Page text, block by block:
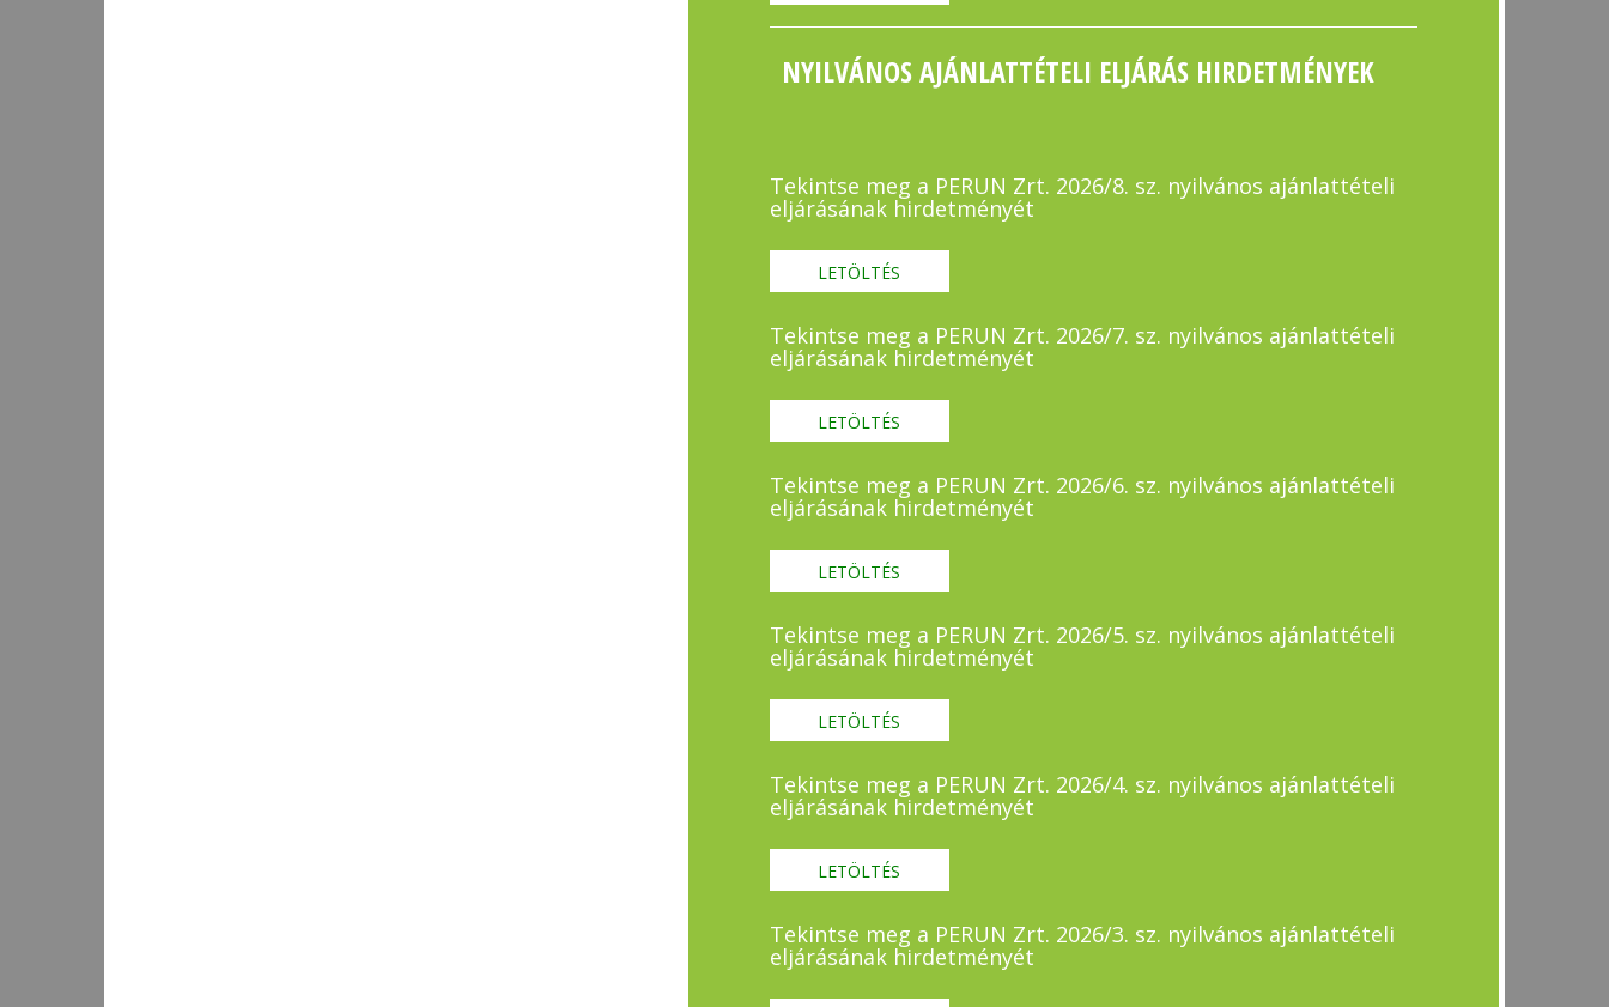
NYILVÁNOS AJÁNLATTÉTELI ELJÁRÁS HIRDETMÉNYEK
Tekintse meg a PERUN Zrt. 2026/8. sz. nyilvános ajánlattételi
eljárásának hirdetményét
LETÖLTÉS
Tekintse meg a PERUN Zrt. 2026/7. sz. nyilvános ajánlattételi
eljárásának hirdetményét
LETÖLTÉS
Tekintse meg a PERUN Zrt. 2026/6. sz. nyilvános ajánlattételi
eljárásának hirdetményét
LETÖLTÉS
Tekintse meg a PERUN Zrt. 2026/5. sz. nyilvános ajánlattételi
eljárásának hirdetményét
LETÖLTÉS
Tekintse meg a PERUN Zrt. 2026/4. sz. nyilvános ajánlattételi
eljárásának hirdetményét
LETÖLTÉS
Tekintse meg a PERUN Zrt. 2026/3. sz. nyilvános ajánlattételi
eljárásának hirdetményét